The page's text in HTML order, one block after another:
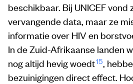
beschikbaar. Bij UNICEF vond
vervangende data, maar ze
informatie over HIV en
In de Zuid-Afrikaanse landen
nog altijd hevig woedt15,
bezuinigingen direct effect.